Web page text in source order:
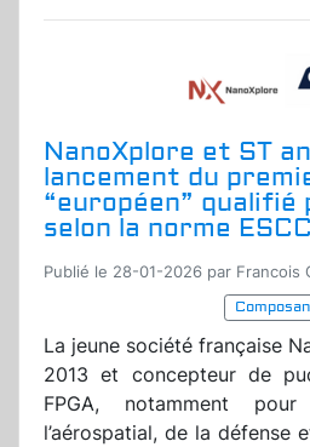
NanoXplore et ST
lancement du
“européen” qualifié
selon la norme
Publié le 28-01-2026 par Francois
La jeune société française
2013 et concepteur de
FPGA, notamment
l’aérospatial, de la défense